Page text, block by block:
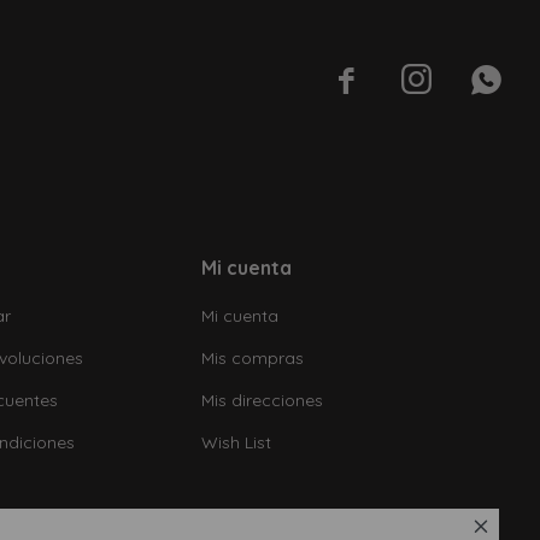

  
Mi cuenta
Mi cuenta
Mis compras
Mis direcciones
Wish List